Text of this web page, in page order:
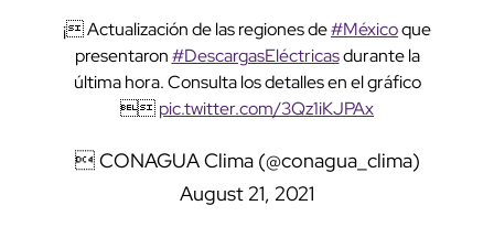
¡ Actualización de las regiones de#Méxicoque
presentaron#DescargasEléctricasdurante la
última hora. Consulta los detalles en el gráfico
pic.twitter.com/3Qz1iKJPAx
 CONAGUA Clima (@conagua_clima)
August 21, 2021